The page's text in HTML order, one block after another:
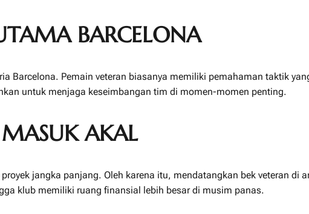
BARCELONA
Barcelona. Pemain veteran biasanya memiliki pemahaman taktik
untuk menjaga keseimbangan tim di momen-momen penting.
AKAL
jangka panjang. Oleh karena itu, mendatangkan bek veteran di
klub memiliki ruang finansial lebih besar di musim panas.